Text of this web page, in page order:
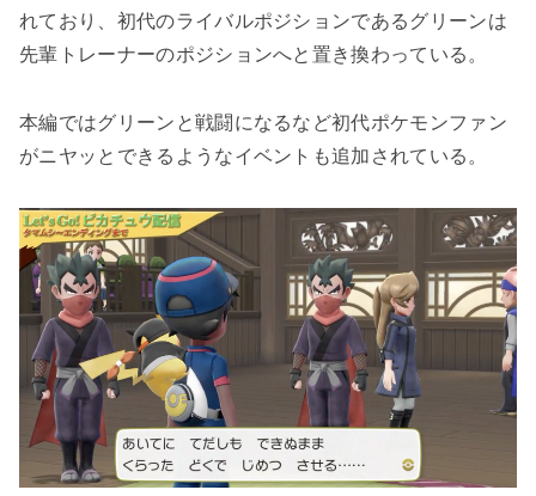
れており、初代のライバルポジションであるグリーンは
先輩トレーナーのポジションへと置き換わっている。
本編ではグリーンと戦闘になるなど初代ポケモンファン
がニヤッとできるようなイベントも追加されている。